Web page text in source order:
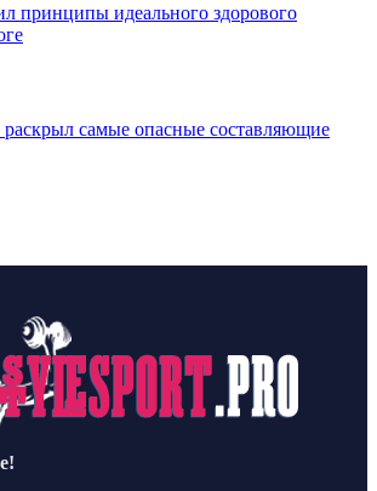
принципы идеального здорового
самые опасные составляющие